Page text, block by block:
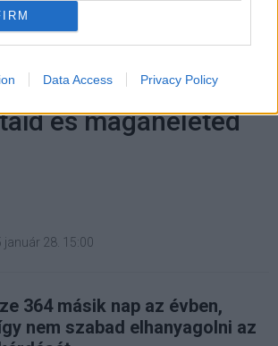
Data Access Privacy Policy
adatvédelem
napja - így segíti a
és magánéleted
január 28. 15:00
364 másik nap az évben,
nem szabad elhanyagolni az